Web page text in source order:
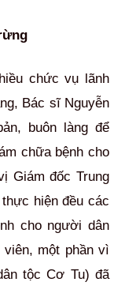
chức vụ lãnh
Bác sĩ Nguyễn
buôn làng để
chữa bệnh cho
Giám đốc Trung
hiện đều các
cho người dân
một phần vì
tộc Cơ Tu) đã